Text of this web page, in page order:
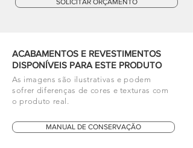
SOLICITAR ORÇAMENTO
ACABAMENTOS E REVESTIMENTOS
DISPONÍVEIS PARA ESTE PRODUTO
As imagens são ilustrativas e podem
sofrer diferenças de cores e texturas com
o produto real.
MANUAL DE CONSERVAÇÃO